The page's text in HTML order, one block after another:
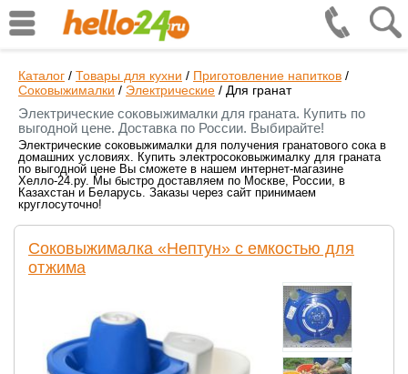
Каталог / Товары для кухни / Приготовление напитков /
Соковыжималки / Электрические / Для гранат
Электрические соковыжималки для граната. Купить по
выгодной цене. Доставка по России. Выбирайте!
Электрические соковыжималки для получения гранатового сока в
домашних условиях. Купить электросоковыжималку для граната
по выгодной цене Вы сможете в нашем интернет-магазине
Хелло-24.ру. Мы быстро доставляем по Москве, России, в
Казахстан и Беларусь. Заказы через сайт принимаем
круглосуточно!
Соковыжималка «Нептун» с емкостью для
отжима